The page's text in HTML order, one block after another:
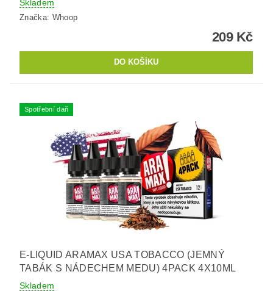
Skladem
Značka: Whoop
209 Kč
Spotřební daň
E-LIQUID ARAMAX USA TOBACCO (JEMNÝ
TABÁK S NÁDECHEM MEDU) 4PACK 4X10ML
Skladem